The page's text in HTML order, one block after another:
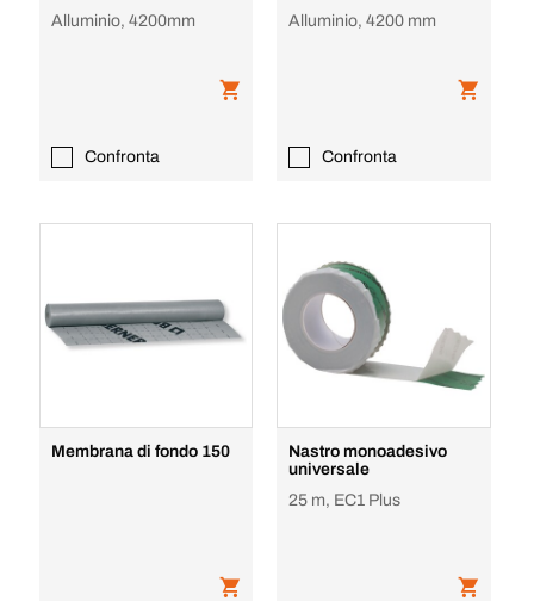
Alluminio, 4200mm
Confronta
Alluminio, 4200 mm
Confronta
Membrana di fondo 150
Nastro monoadesivo
universale
25 m, EC1 Plus